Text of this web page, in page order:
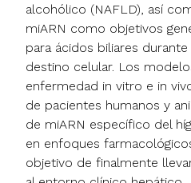
alcohólico (NAFLD), así
miARN como objetivos
para ácidos biliares
destino celular. Los
enfermedad in vitro e in
de pacientes humanos y
de miARN específico del
en enfoques
objetivo de finalmente